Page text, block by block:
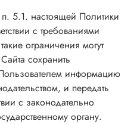
5.1. настоящей Политики
с требованиями
ограничения могут
сохранить
информацию
и передать
с законодательно
органу.